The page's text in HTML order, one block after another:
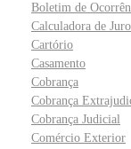
Boletim de
Calculadora de
Cartório
Casamento
Cobrança
Cobrança
Cobrança Judicial
Comércio Exterior